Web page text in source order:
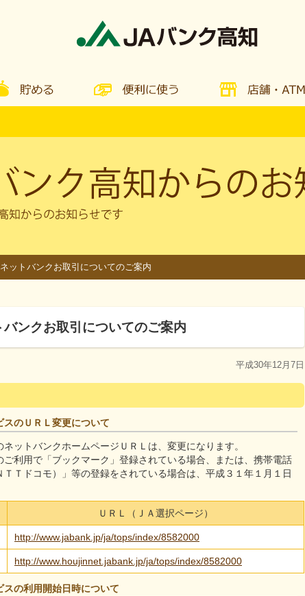
ットバンクお取引についてのご案内
ンクお取引についてのご案内
平成30年12月7日
スのＵＲＬ変更について
ットバンクホームページＵＲＬは、変更になります。
利用で「ブックマーク」登録されている場合、または、携帯電話
Ｔドコモ）」等の登録をされている場合は、平成３１年１月１日
ＵＲＬ（ＪＡ選択ページ）
http://www.jabank.jp/ja/tops/index/8582000
http://www.houjinnet.jabank.jp/ja/tops/index/8582000
スの利用開始日時について